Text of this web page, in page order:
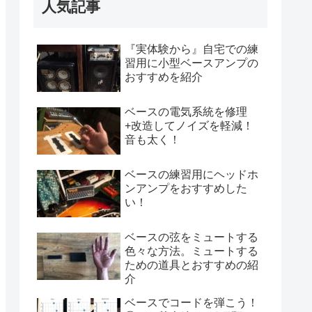
人気記事
『実体験から』自宅での練
習用に小型ベースアンプの
おすすめを紹介
ベースの電気系統を修理
+改造してノイズを軽減！
音も太く！
ベースの練習用にヘッドホ
ンアンプをおすすめした
い！
ベースの弦をミュートする
色々な方法。ミュートする
ための道具とおすすめの紹
介
ベースでコードを弾こう！